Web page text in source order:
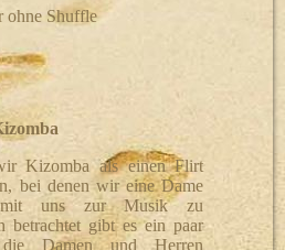
ohne Shuffle
Kizomba als einen Flirt
bei denen wir eine Dame
mit uns zur Musik zu
betrachtet gibt es ein paar
die Damen und Herren